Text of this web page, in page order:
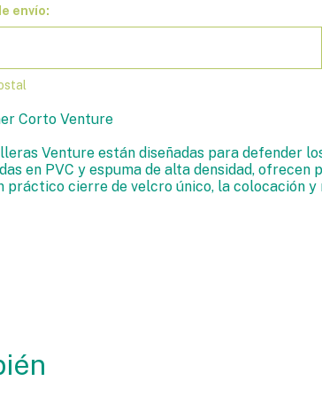
envío:
Corto Venture
Venture están diseñadas para defender
en PVC y espuma de alta densidad, ofrecen
práctico cierre de velcro único, la colocación y